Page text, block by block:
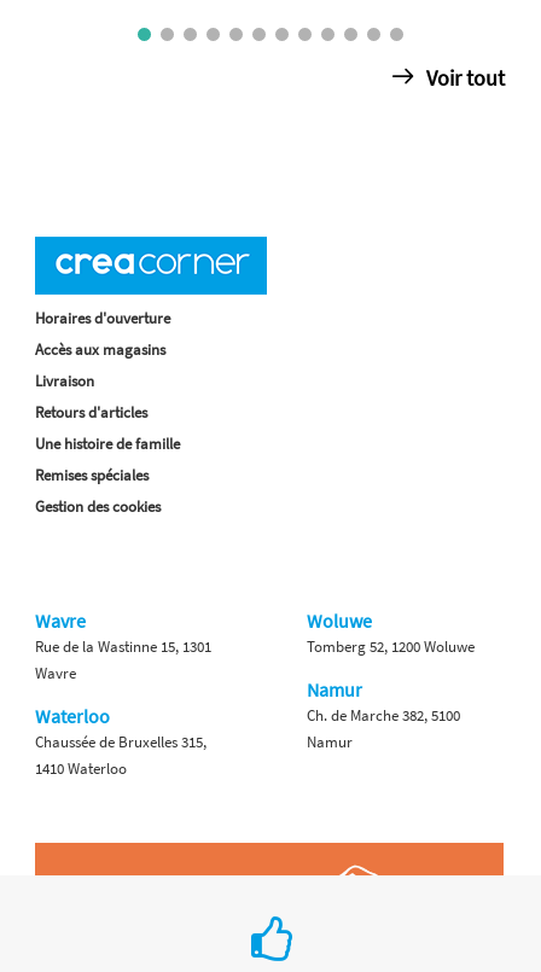
Voir tout
Horaires d'ouverture
Accès aux magasins
Livraison
Retours d'articles
Une histoire de famille
Remises spéciales
Gestion des cookies
Wavre
Rue de la Wastinne 15, 1301
Wavre
Waterloo
Chaussée de Bruxelles 315,
1410 Waterloo
Woluwe
Tomberg 52, 1200 Woluwe
Namur
Ch. de Marche 382, 5100
Namur